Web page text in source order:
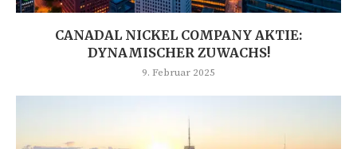
CANADAL NICKEL COMPANY AKTIE:
DYNAMISCHER ZUWACHS!
9. Februar 2025